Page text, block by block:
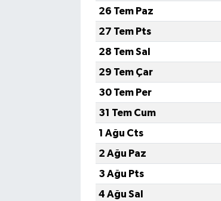
26 Tem Paz
27 Tem Pts
28 Tem Sal
29 Tem Çar
30 Tem Per
31 Tem Cum
1 Ağu Cts
2 Ağu Paz
3 Ağu Pts
4 Ağu Sal